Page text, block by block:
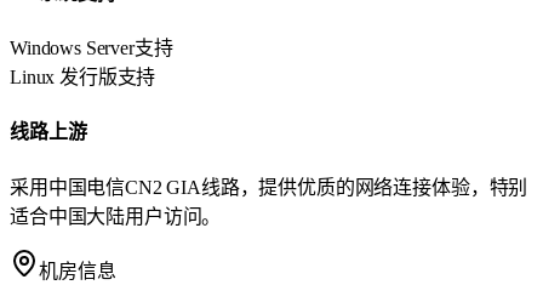
Windows Server支持
Linux 发行版支持
线路上游
采用中国电信CN2 GIA线路，提供优质的网络连接体验，特别
适合中国大陆用户访问。
机房信息